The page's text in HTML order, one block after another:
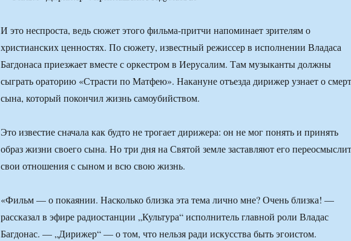
И это неспроста, ведь сюжет этого фильма-притчи напоминает зрителям о
христианских ценностях. По сюжету, известный режиссер в исполнении Владаса
Багдонаса приезжает вместе с оркестром в Иерусалим. Там музыканты должны
сыграть ораторию «Страсти по Матфею». Накануне отъезда дирижер узнает о
сына, который покончил жизнь самоубийством.
Это известие сначала как будто не трогает дирижера: он не мог понять и принять
образ жизни своего сына. Но три дня на Святой земле заставляют его
свои отношения с сыном и всю свою жизнь.
«Фильм — о покаянии. Насколько близка эта тема лично мне? Очень близка! —
рассказал в эфире радиостанции „Культура“ исполнитель главной роли Владас
Багдонас. — „Дирижер“ — о том, что нельзя ради искусства быть эгоистом.